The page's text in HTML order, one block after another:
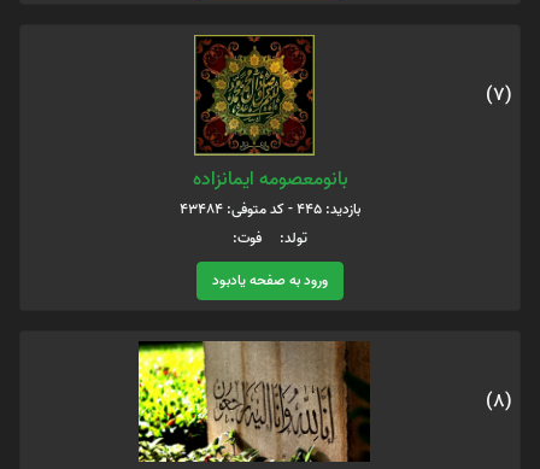
(7)
بانومعصومه ایمانزاده
بازدید: 445 - کد متوفی: 43484
تولد: فوت:
ورود به صفحه یادبود
(8)